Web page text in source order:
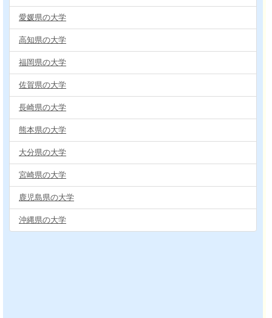
愛媛県の大学
高知県の大学
福岡県の大学
佐賀県の大学
長崎県の大学
熊本県の大学
大分県の大学
宮崎県の大学
鹿児島県の大学
沖縄県の大学